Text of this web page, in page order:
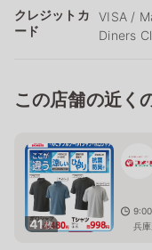
クレジットカ
ード
VISA /
Diners
この店舗の近く
41枚
兵